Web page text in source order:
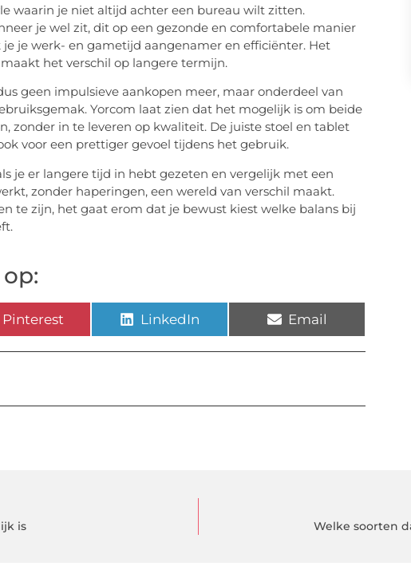
waarin je niet altijd achter een bureau wilt zitten.
je wel zit, dit op een gezonde en comfortabele manier
je werk- en gametijd aangenamer en efficiënter. Het
het verschil op langere termijn.
geen impulsieve aankopen meer, maar onderdeel van
Yorcom laat zien dat het mogelijk is om beide
zonder in te leveren op kwaliteit. De juiste stoel en tablet
voor een prettiger gevoel tijdens het gebruik.
je er langere tijd in hebt gezeten en vergelijk met een
zonder haperingen, een wereld van verschil maakt.
te zijn, het gaat erom dat je bewust kiest welke balans bij
Pinterest LinkedIn Email
is Welke soorten